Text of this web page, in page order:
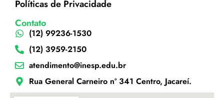
Políticas de Privacidade
Contato
(12) 99236-1530
(12) 3959-2150
atendimento@inesp.edu.br
Rua General Carneiro nº 341 Centro, Jacareí.